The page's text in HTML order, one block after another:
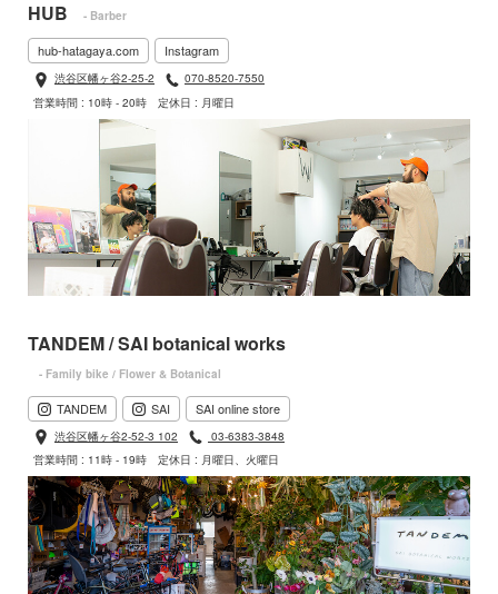
HUB - Barber
hub-hatagaya.com Instagram
渋谷区幡ヶ谷2-25-2
070-8520-7550
営業時間 : 10時 - 20時
定休日 : 月曜日
TANDEM / SAI botanical works
- Family bike / Flower & Botanical
TANDEM SAI SAI online store
渋谷区幡ヶ谷2-52-3 102
03-6383-3848
営業時間 : 11時 - 19時
定休日 : 月曜日、火曜日